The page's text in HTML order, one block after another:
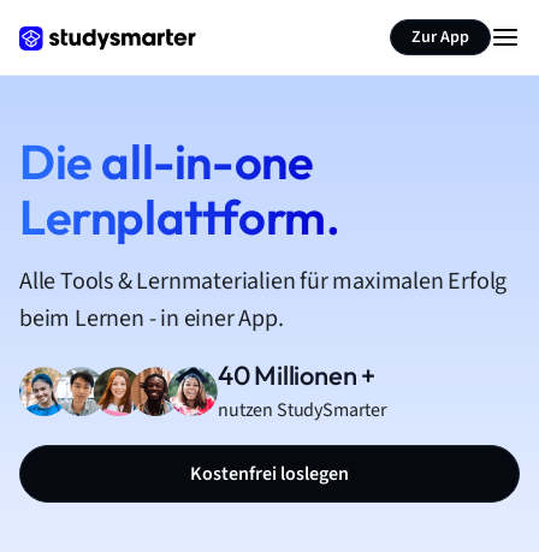
Zur App
Die all-in-one
Lernplattform.
Alle Tools & Lernmaterialien für maximalen Erfolg
beim Lernen - in einer App.
40 Millionen +
nutzen StudySmarter
Kostenfrei loslegen